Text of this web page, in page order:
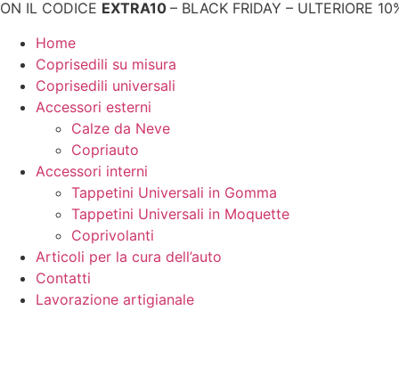
CODICEEXTRA10– BLACK FRIDAY – ULTERIORE 10%
Home
Coprisedili su misura
Coprisedili universali
Accessori esterni
Calze da Neve
Copriauto
Accessori interni
Tappetini Universali in Gomma
Tappetini Universali in Moquette
Coprivolanti
Articoli per la cura dell’auto
Contatti
Lavorazione artigianale